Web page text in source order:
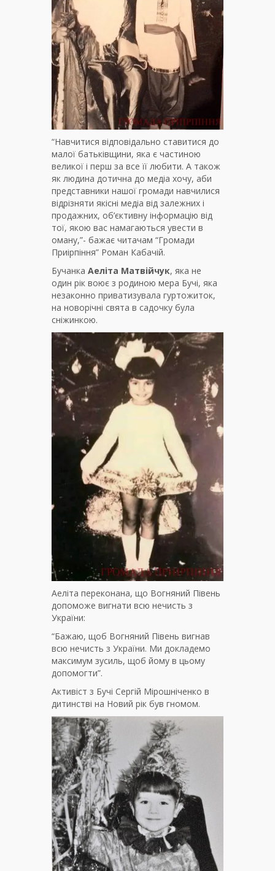
“Навчитися відповідально ставитися до
малої батьківщини, яка є частиною
великої і перш за все її любити. А також
як людина дотична до медіа хочу, аби
представники нашої громади навчилися
відрізняти якісні медіа від залежних і
продажних, об’єктивну інформацію від
тої, якою вас намагаються увести в
оману,”- бажає читачам “Громади
Приірпіння” Роман Кабачій.
Бучанка Аеліта Матвійчук, яка не
один рік воює з родиною мера Бучі, яка
незаконно приватизувала гуртожиток,
на новорічні свята в садочку була
сніжинкою.
Аеліта переконана, що Вогняний Півень
допоможе вигнати всю нечисть з
України:
“Бажаю, щоб Вогняний Півень вигнав
всю нечисть з України. Ми докладемо
максимум зусиль, щоб йому в цьому
допомогти”.
Активіст з Бучі Сергій Мірошніченко в
дитинстві на Новий рік був гномом.